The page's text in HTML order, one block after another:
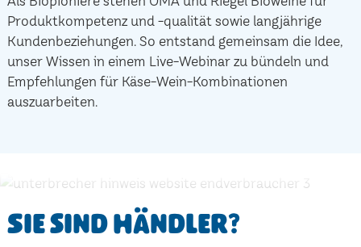
Produktkompetenz und -qualität sowie langjährige
Kundenbeziehungen. So entstand gemeinsam die Idee,
unser Wissen in einem Live-Webinar zu bündeln und
Empfehlungen für Käse-Wein-Kombinationen
auszuarbeiten.
Sie sind Händler?